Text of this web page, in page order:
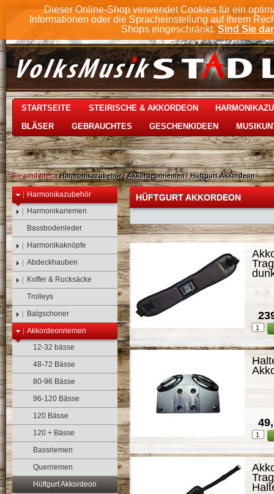
Dieser Online-Shop verwendet Cookies für ein
Informationen oder die Spracheinstellung auf Ihrem
Shops eingeschränkt. Sind Sie
STARTSEITE STEIRISCHE & AKKORDEON
BLÄSER GEBRAUCHTES GESCHENKIDEEN
Sie sind hier:/Harmonikazubehör/Akkordeonriemen/Hüftgurt Akkordeon
Harmonikazubehör
Harmonikariemen
Bassbodenleder
Harmonikaknöpfe
Abdeckhauben
Koffer & Rucksäcke
Trolleys
Balgschoner
Akkordeonriemen
12-32 bässe
48-72 Bässe
80-96 Bässe
96-120 Bässe
120 Bässe
120 + Bässe
Bassriemen
Querriemen
Hüftgurt Akkordeon
HÜFTGURT AKKORDEON